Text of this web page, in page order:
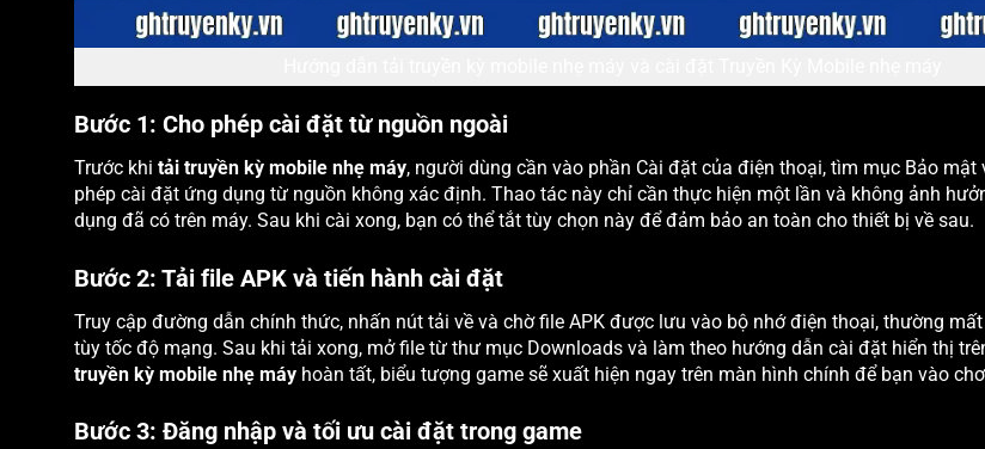
Bước 1: Cho phép cài đặt từ nguồn ngoài
Trước khi tải truyền kỳ mobile nhẹ máy, người dùng cần vào phần Cài đặt của điện thoại, tìm mục Bảo mật
phép cài đặt ứng dụng từ nguồn không xác định. Thao tác này chỉ cần thực hiện một lần và không ảnh
dụng đã có trên máy. Sau khi cài xong, bạn có thể tắt tùy chọn này để đảm bảo an toàn cho thiết bị về sau.
Bước 2: Tải file APK và tiến hành cài đặt
Truy cập đường dẫn chính thức, nhấn nút tải về và chờ file APK được lưu vào bộ nhớ điện thoại, thường
tùy tốc độ mạng. Sau khi tải xong, mở file từ thư mục Downloads và làm theo hướng dẫn cài đặt hiển thị
truyền kỳ mobile nhẹ máy hoàn tất, biểu tượng game sẽ xuất hiện ngay trên màn hình chính để bạn vào
Bước 3: Đăng nhập và tối ưu cài đặt trong game